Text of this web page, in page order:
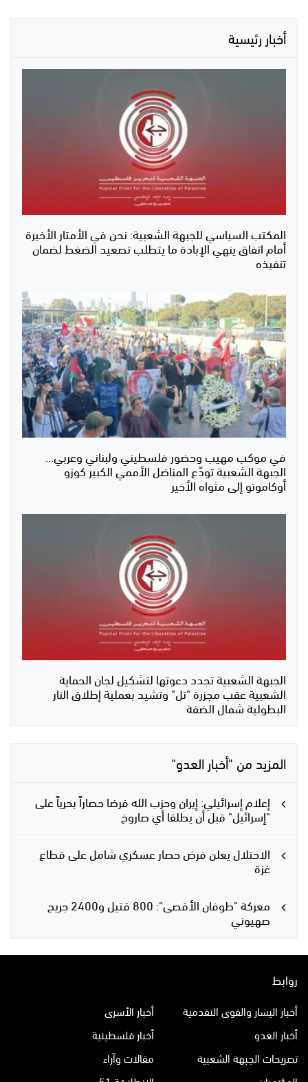
أخبار رئيسية
المكتب السياسي للجبهة الشعبية: نحن في الأمتار الأخيرة
أمام اتفاق ينهي الإبادة ما يتطلب تصعيد الضغط لضمان
تنفيذه
في موكب مهيب وحضور فلسطيني ولبناني وعربي...
الجبهة الشعبية تودّع المناضل الأممي الكبير كوزو
أوكاموتو إلى مثواه الأخير
الجبهة الشعبية تجدد دعوتها لتشكيل لجان الحماية
الشعبية عقب مجزرة "تل" وتشيد بعملية إطلاق النار
البطولية شمال الضفة
المزيد من "أخبار العدو"
إعلام إسرائيلي: إيران وحزب الله فرضا حصاراً بحرياً على
"إسرائيل" قبل أن يطلقا أي صاروخ
الاحتلال يعلن فرض حصار عسكري شامل على قطاع
غزة
معركة "طوفان الأقصى": 800 قتيل و2400 جريح
صهيوني
روابط
أخبار اليسار والقوى التقدمية
أخبار الأسرى
أخبار العدو
أخبار فلسطينية
تصريحات الجبهة الشعبية
مقالات وآراء